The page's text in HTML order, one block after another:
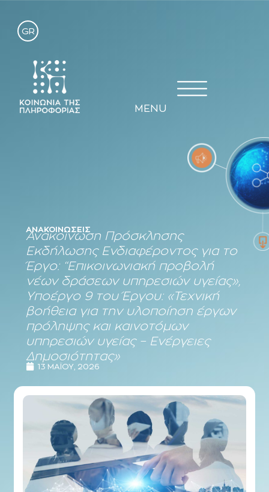
GR
MENU
ΑΝΑΚΟΙΝΏΣΕΙΣ
Ανακοίνωση Πρόσκλησης
Εκδήλωσης Ενδιαφέροντος για το
Έργο: “Επικοινωνιακή προβολή
νέων δράσεων υπηρεσιών υγείας»,
Υποέργο 9 του Έργου: «Τεχνική
βοήθεια για την υλοποίηση έργων
πρόληψης και καινοτόμων
υπηρεσιών υγείας – Ενέργειες
Δημοσιότητας»
13 ΜΑΪ́ΟΥ, 2026